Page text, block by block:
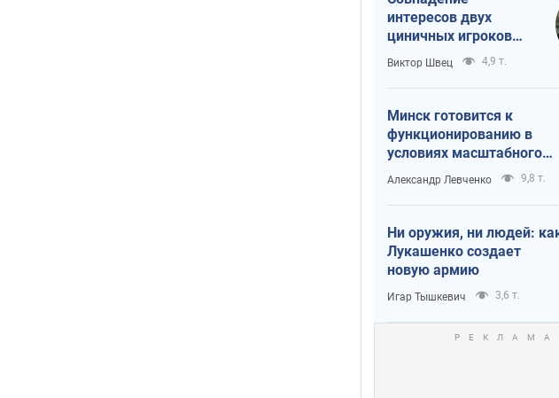
интересов двух
циничных игроков
или тайный план
Трампа и Путина?
Виктор Швец 4,9 т.
Минск готовится к
функционированию в
условиях масштабного
военного кризиса
Александр Левченко 9,8 т.
Ни оружия, ни людей:
Лукашенко создает
новую армию
Игар Тышкевич 3,6 т.